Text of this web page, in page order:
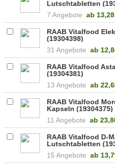
Lutschtabletten
7 Angebote ab
RAAB Vitalfood
(19304398)
31 Angebote ab
RAAB Vitalfood
(19304381)
13 Angebote ab
RAAB Vitalfood
Kapseln (19304375)
11 Angebote ab
RAAB Vitalfood D-
Lutschtabletten
15 Angebote ab